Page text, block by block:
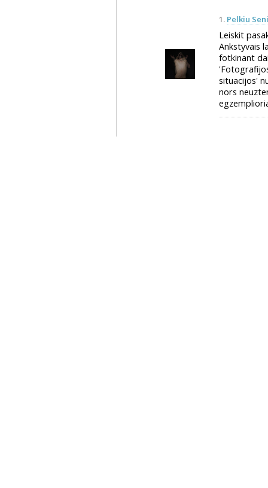
1. Pelkiu
Leiskit
Ankstyvais
fotkinant
situacijos'
nors